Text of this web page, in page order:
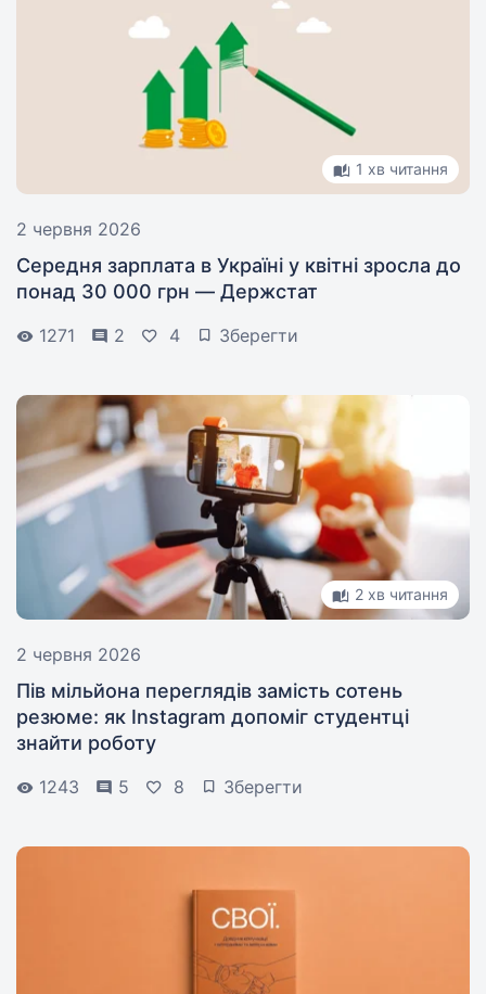
1 хв читання
2 червня 2026
Середня зарплата в Україні у квітні зросла до
понад 30 000 грн — Держстат
1271 2 4 Зберегти
2 хв читання
2 червня 2026
Пів мільйона переглядів замість сотень
резюме: як Instagram допоміг студентці
знайти роботу
1243 5 8 Зберегти